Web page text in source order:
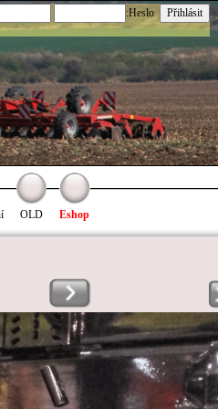
:Heslo
OLD Eshop